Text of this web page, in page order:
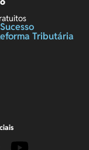
Tributária